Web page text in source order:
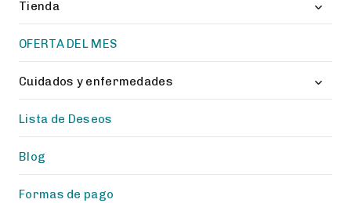
Tienda
OFERTA DEL MES
Cuidados y enfermedades
Toggle
Lista de Deseos
Blog
Formas de pago